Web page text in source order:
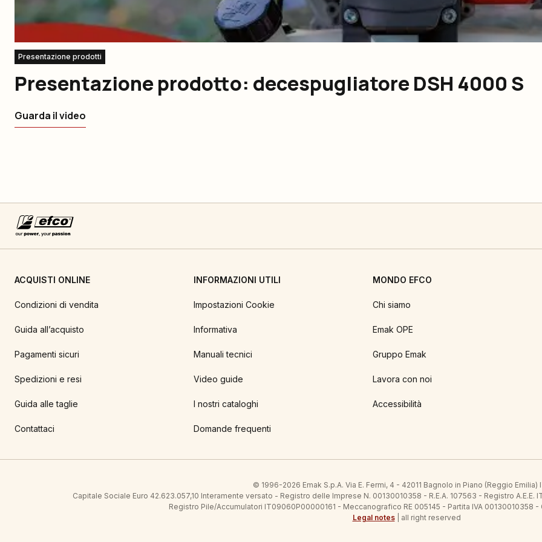
Presentazione prodotti
Presentazione prodotto: decespugliatore DSH 4000 S
Guarda il video
ACQUISTI ONLINE
Condizioni di vendita
Guida all’acquisto
Pagamenti sicuri
Spedizioni e resi
Guida alle taglie
Contattaci
INFORMAZIONI UTILI
Impostazioni Cookie
Informativa
Manuali tecnici
Video guide
I nostri cataloghi
Domande frequenti
MONDO EFCO
Chi siamo
Emak OPE
Gruppo Emak
Lavora con noi
Accessibilità
© 1996-2026 Emak S.p.A. Via E. Fermi, 4 - 42011 Bagnolo in Piano (Reggio Emilia)
Capitale Sociale Euro 42.623.057,10 Interamente versato - Registro delle Imprese N. 00130010358 - R.E.A. 107563 - Registro
Registro Pile/Accumulatori IT09060P00000161 - Meccanografico RE 005145 - Partita IVA 00130010358
Legal notes| all right reserved